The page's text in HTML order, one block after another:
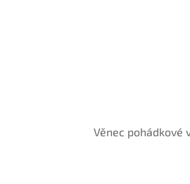
Věnec pohádkové